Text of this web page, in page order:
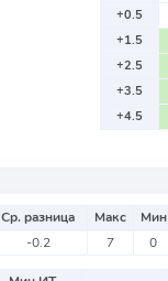
+0.5
+1.5
+2.5
+3.5
+4.5
Ср. разница Макс Мин
-0.2 7 0